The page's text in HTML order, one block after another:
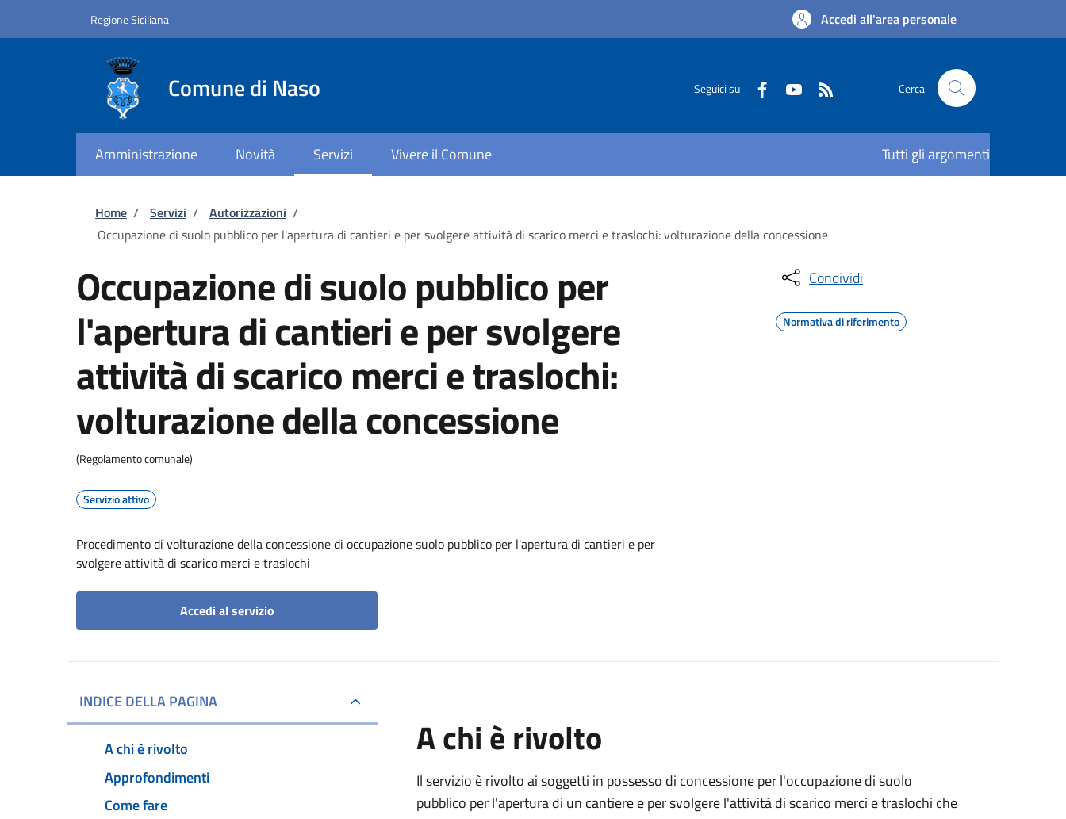
Regione Siciliana Accedi all'area personale
Comune di Naso Seguici su Cerca
Amministrazione Novità Servizi Vivere il Comune Tutti gli argomenti
Briciole di pane
Home / Servizi / Autorizzazioni /
Occupazione di suolo pubblico per l'apertura di cantieri e per svolgere attività di scarico merci e traslochi: volturazione della concessione
Occupazione di suolo pubblico per
l'apertura di cantieri e per svolgere
attività di scarico merci e traslochi:
volturazione della concessione
(Regolamento comunale)
Servizio attivo
Procedimento di volturazione della concessione di occupazione suolo pubblico per l'apertura di cantieri e per
svolgere attività di scarico merci e traslochi
Accedi al servizio
Condividi
Normativa di riferimento
INDICE DELLA PAGINA
A chi è rivolto
Approfondimenti
Come fare
A chi è rivolto
Il servizio è rivolto ai soggetti in possesso di concessione per l'occupazione di suolo
pubblico per l'apertura di un cantiere e per svolgere l'attività di scarico merci e traslochi che